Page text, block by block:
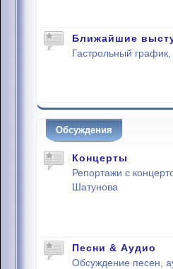
Ближайшие
Гастрольный
Обсуждения
Концерты
Репортажи с
Шатунова
Песни & Аудио
Обсуждение песен,